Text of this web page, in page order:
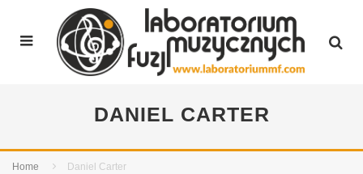
DANIEL CARTER
Home Daniel Carter